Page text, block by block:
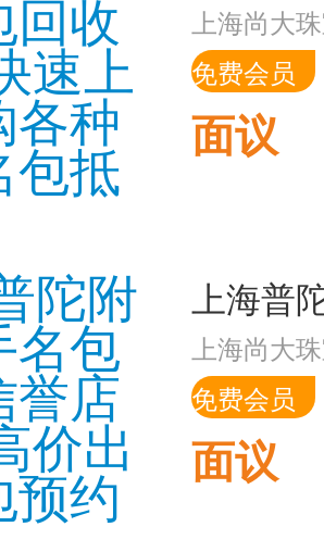
上海尚大
免费会员
面议
上海尚大
免费会员
面议